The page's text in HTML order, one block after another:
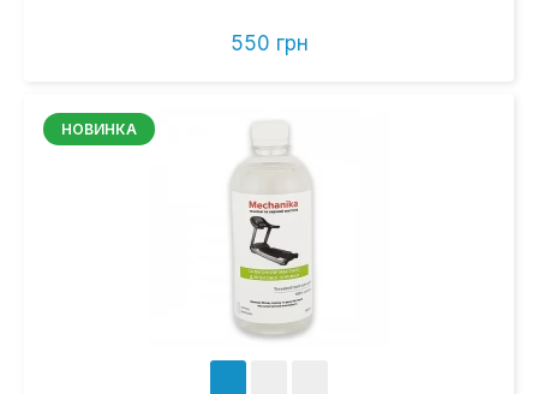
550 грн
НОВИНКА